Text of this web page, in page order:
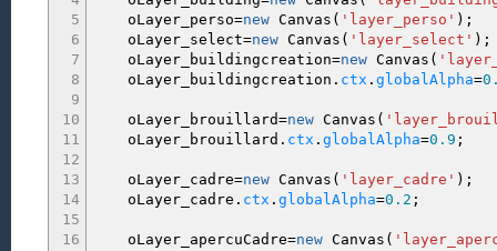
47
48
49
50
51
52
53
54
55
56
57
58
this. ctx.strokeRect ( x ,y,ilargeur ,
this. ctx.closePath() ;
},
fillRect: function(x,y , ilargeur, ihauteur
this .ctx . lineWidth=0;
this .ctx . fillStyle= fond ;
this.ctx.closePath( ) ;
},
this.ctx.beginPath ();
5
6
7
8
9
10
11
12
13
14
15
16
oLayer_perso=newCanvas ( 'layer_perso' ) ;
oLayer_select=newCanvas ( 'layer_select' ) ;
oLayer_buildingcreation=newCanvas (
oLayer_buildingcreation. ctx . globalAlpha=
oLayer_brouillard=newCanvas (
oLayer_brouillard. ctx . globalAlpha=0.9 ;
oLayer_cadre=newCanvas ( 'layer_cadre' ) ;
oLayer_cadre. ctx . globalAlpha=0.2 ;
oLayer_apercuCadre=newCanvas (